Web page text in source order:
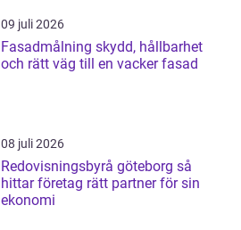
09 juli 2026
Fasadmålning skydd, hållbarhet
och rätt väg till en vacker fasad
08 juli 2026
Redovisningsbyrå göteborg så
hittar företag rätt partner för sin
ekonomi